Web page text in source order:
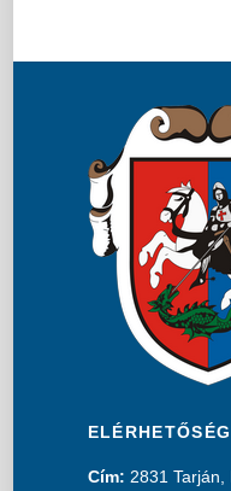
Cím: 2831 Tarján,